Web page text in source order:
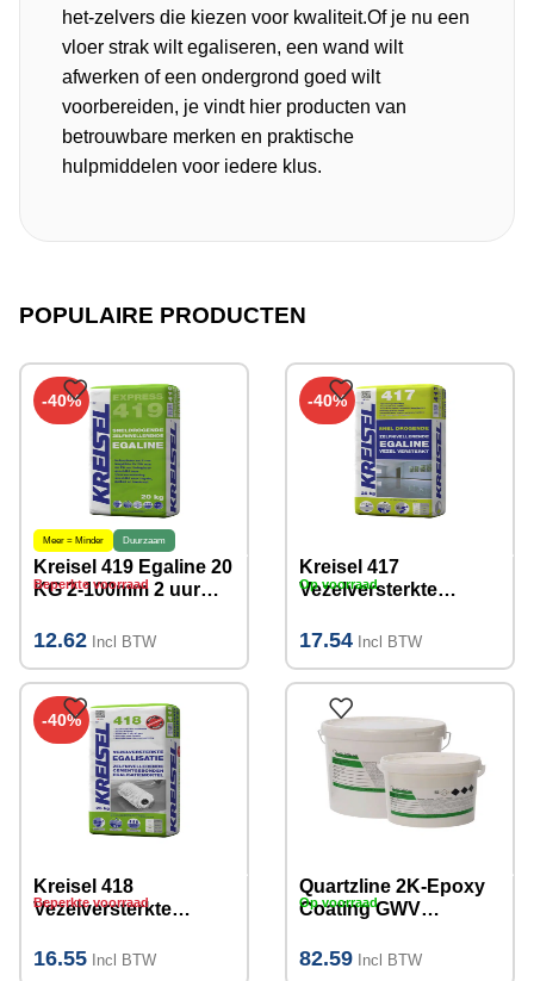
het-zelvers die kiezen voor kwaliteit.Of je nu een
vloer strak wilt egaliseren, een wand wilt
afwerken of een ondergrond goed wilt
voorbereiden, je vindt hier producten van
betrouwbare merken en praktische
hulpmiddelen voor iedere klus.
POPULAIRE PRODUCTEN
-40%
Meer = Minder Duurzaam
Kreisel 419 Egaline 20
KG 2-100mm 2 uur
12.62 Incl BTW
Beperkte voorraad
-40%
Kreisel 417
Vezelversterkte
50mm)
17.54 Incl BTW
Op voorraad
-40%
Kreisel 418
Vezelversterkte
50mm)
16.55 Incl BTW
Beperkte voorraad
Quartzline 2K-Epoxy
Coating GWV
(watergedragen)
82.59 Incl BTW
Op voorraad